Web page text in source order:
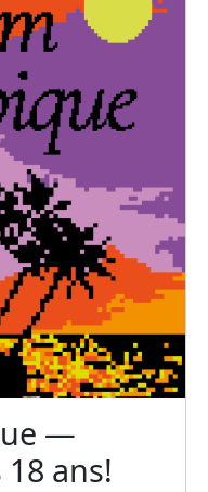
—
ans!